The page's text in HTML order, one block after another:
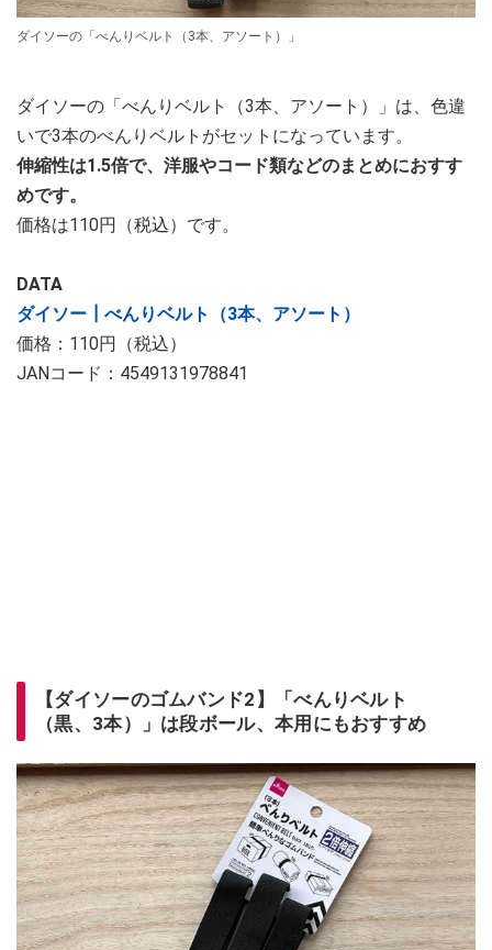
ダイソーの「べんりベルト（3本、アソート）」
ダイソーの「べんりベルト（3本、アソート）」は、色違
いで3本のべんりベルトがセットになっています。
伸縮性は1.5倍で、洋服やコード類などのまとめにおすす
めです。
価格は110円（税込）です。
DATA
ダイソー┃べんりベルト（3本、アソート）
価格：110円（税込）
JANコード：4549131978841
【ダイソーのゴムバンド2】「べんりベルト
（黒、3本）」は段ボール、本用にもおすすめ